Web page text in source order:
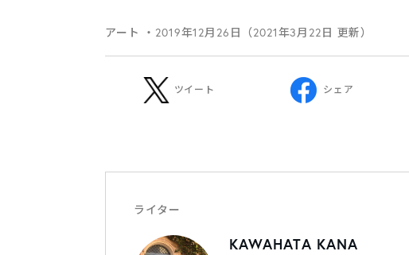
アート ・2019年12月26日（2021年3月22日 更新）
ツイート シェア
ライター
KAWAHATA KANA